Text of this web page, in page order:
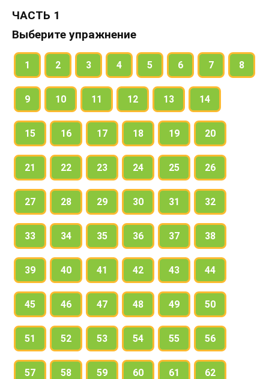
признаки местоимений словами (местоимениями).
ЧАСТЬ 1
Выберите упражнение
1 2 3 4 5 6 7 8
9 10 11 12 13 14
15 16 17 18 19 20
21 22 23 24 25 26
27 28 29 30 31 32
33 34 35 36 37 38
39 40 41 42 43 44
45 46 47 48 49 50
51 52 53 54 55 56
57 58 59 60 61 62